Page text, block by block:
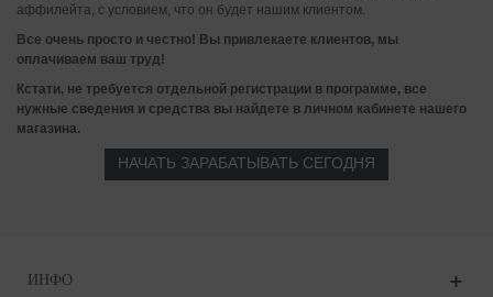
аффилейта, с условием, что он будет нашим клиентом.
Все очень просто и честно! Вы привлекаете клиентов, мы
оплачиваем ваш труд!
Кстати, не требуется отдельной регистрации в программе, все
нужные сведения и средства вы найдете в личном кабинете нашего
магазина.
НАЧАТЬ ЗАРАБАТЫВАТЬ СЕГОДНЯ
ИНФО